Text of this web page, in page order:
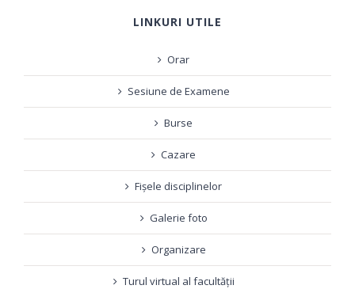
LINKURI UTILE
Orar
Sesiune de Examene
Burse
Cazare
Fișele disciplinelor
Galerie foto
Organizare
Turul virtual al facultății